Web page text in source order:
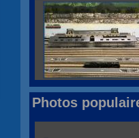
Photos